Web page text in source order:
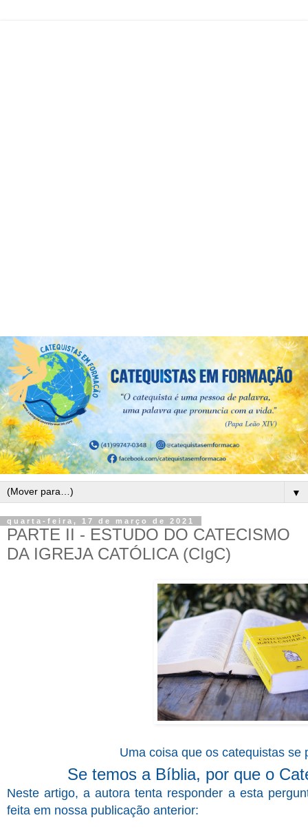
▼
quarta-feira, 17 de março de 2021
PARTE II - ESTUDO DO CATECISMO
DA IGREJA CATÓLICA (CIgC)
Uma coisa que os catequistas se
Se temos a Bíblia, por que o
Neste artigo, a autora tenta responder a esta
feita em nossa publicação anterior: